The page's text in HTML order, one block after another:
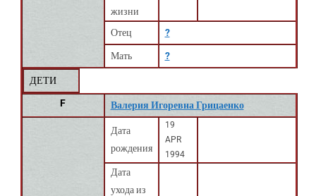
жизни
Отец
?
Мать ?
ДЕТИ
F
Валерия Игоревна Грицаенко
Дата
рождения
19
APR
1994
Дата
ухода из